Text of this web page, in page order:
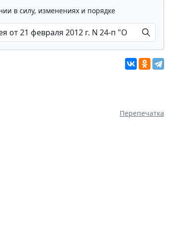
в силу, изменениях и порядке
Перепечатка